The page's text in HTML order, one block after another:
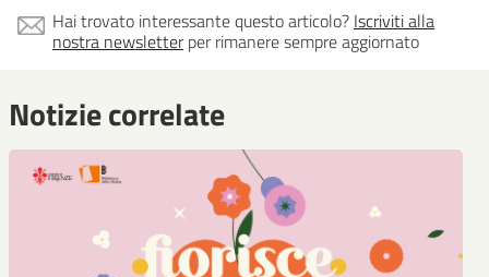
Hai trovato interessante questo articolo? Iscriviti alla
nostra newsletterper rimanere sempre aggiornato
Notizie correlate